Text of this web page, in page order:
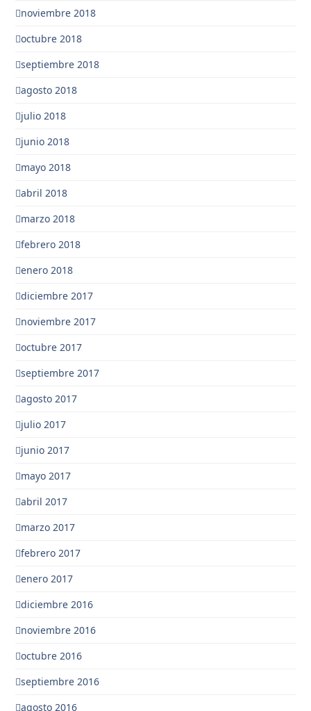
noviembre 2018
octubre 2018
septiembre 2018
agosto 2018
julio 2018
junio 2018
mayo 2018
abril 2018
marzo 2018
febrero 2018
enero 2018
diciembre 2017
noviembre 2017
octubre 2017
septiembre 2017
agosto 2017
julio 2017
junio 2017
mayo 2017
abril 2017
marzo 2017
febrero 2017
enero 2017
diciembre 2016
noviembre 2016
octubre 2016
septiembre 2016
agosto 2016